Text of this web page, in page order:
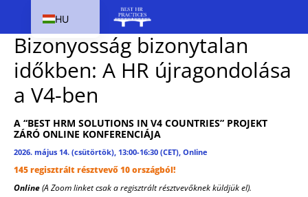
KONFERENCIA A V4-EK TUDOMÁNYOS ÉS HR-VEZETŐI
SZÁMÁRA
Bizonyosság bizonytalan
időkben: A HR újragondolása
a V4-ben
A “BEST HRM SOLUTIONS IN V4 COUNTRIES” PROJEKT
ZÁRÓ ONLINE KONFERENCIÁJA
2026. május 14. (csütörtök), 13:00-16:30 (CET), Online
145 regisztrált résztvevő 10 országból!
Online(A Zoom linket csak a regisztrált résztvevőknek küldjük el).
HU
EN
SK
PL